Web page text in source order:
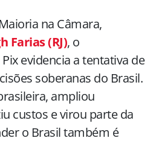
na Câmara,
Farias (RJ), o
evidencia a tentativa de
soberanas do Brasil.
ampliou
custos e virou parte da
o Brasil também é